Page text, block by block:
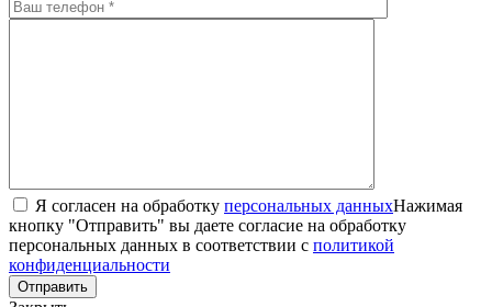
Я согласен на обработку персональных данныхНажимая
кнопку "Отправить" вы даете согласие на обработку
персональных данных в соответствии с политикой
конфиденциальности